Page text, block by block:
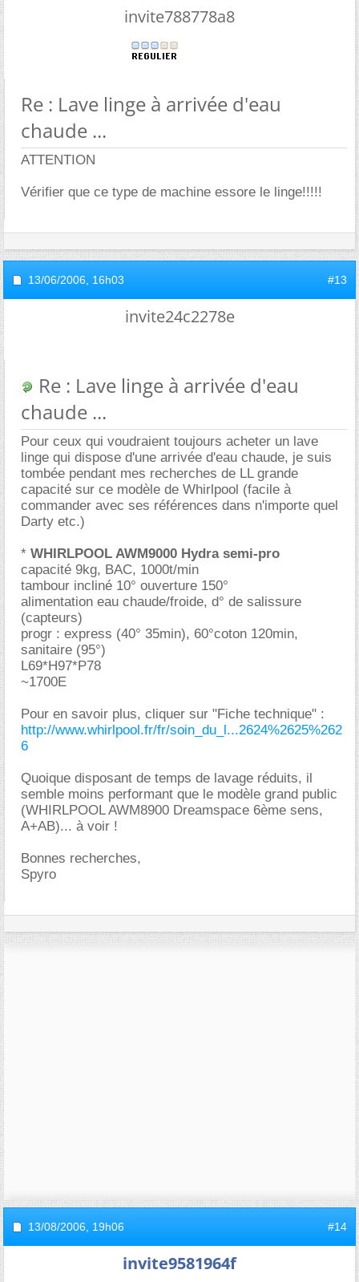
invite788778a8
Re : Lave linge à arrivée d'eau
chaude ...
ATTENTION
Vérifier que ce type de machine essore le linge!!!!!
13/06/2006, 16h03 #13
invite24c2278e
Re : Lave linge à arrivée d'eau
chaude ...
Pour ceux qui voudraient toujours acheter un lave
linge qui dispose d'une arrivée d'eau chaude, je suis
tombée pendant mes recherches de LL grande
capacité sur ce modèle de Whirlpool (facile à
commander avec ses références dans n'importe quel
Darty etc.)
* WHIRLPOOL AWM9000 Hydra semi-pro
capacité 9kg, BAC, 1000t/min
tambour incliné 10° ouverture 150°
alimentation eau chaude/froide, d° de salissure
(capteurs)
progr : express (40° 35min), 60°coton 120min,
sanitaire (95°)
L69*H97*P78
~1700E
Pour en savoir plus, cliquer sur "Fiche technique" :
http://www.whirlpool.fr/fr/soin_du_l...2624%2625%262
6
Quoique disposant de temps de lavage réduits, il
semble moins performant que le modèle grand public
(WHIRLPOOL AWM8900 Dreamspace 6ème sens,
A+AB)... à voir !
Bonnes recherches,
Spyro
13/08/2006, 19h06 #14
invite9581964f